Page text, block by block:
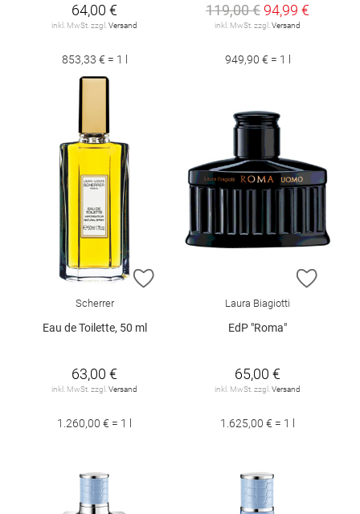
64,00 €
inkl. MwSt. zzgl. Versand
853,33 € = 1 l
119,00 € 94,99 €
inkl. MwSt. zzgl. Versand
949,90 € = 1 l
ZUR WUNSCHLISTE HINZUFÜGEN
Scherrer
Eau de Toilette, 50 ml
63,00 €
inkl. MwSt. zzgl. Versand
1.260,00 € = 1 l
ZUR
Laura Biagiotti
EdP "Roma"
65,00 €
inkl. MwSt. zzgl. Versand
1.625,00 € = 1 l